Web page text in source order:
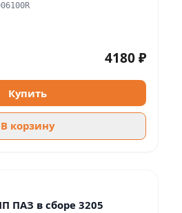
4180 ₽
Купить
В корзину
ПАЗ в сборе 3205